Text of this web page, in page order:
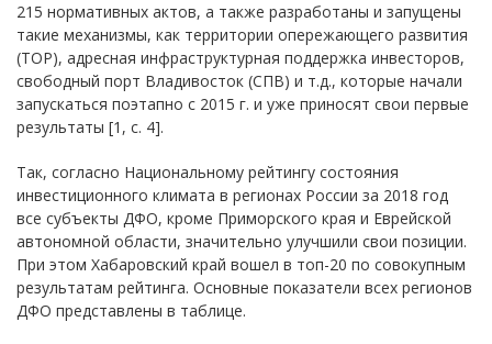
215 нормативных актов, а также разработаны и запущены
такие механизмы, как территории опережающего развития
(ТОР), адресная инфраструктурная поддержка инвесторов,
свободный порт Владивосток (СПВ) и т.д., которые начали
запускаться поэтапно с 2015 г. и уже приносят свои первые
результаты [1, с. 4].
Так, согласно Национальному рейтингу состояния
инвестиционного климата в регионах России за 2018 год
все субъекты ДФО, кроме Приморского края и Еврейской
автономной области, значительно улучшили свои позиции.
При этом Хабаровский край вошел в топ-20 по совокупным
результатам рейтинга. Основные показатели всех регионов
ДФО представлены в таблице.